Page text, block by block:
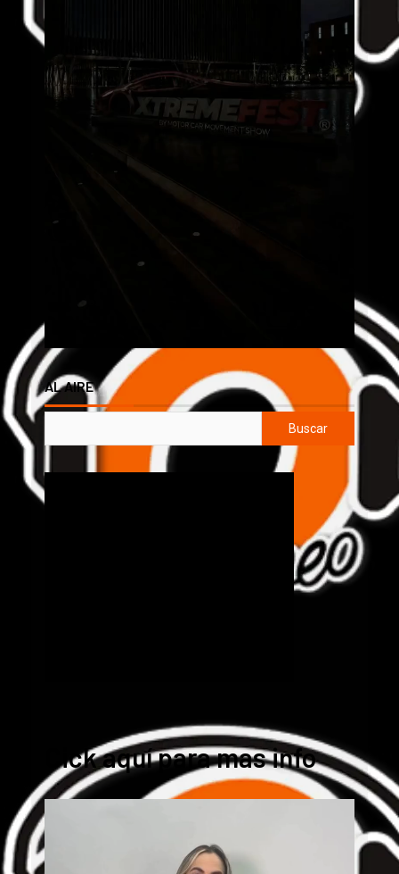
AL AIRE
Buscar
Cick aquí para mas info